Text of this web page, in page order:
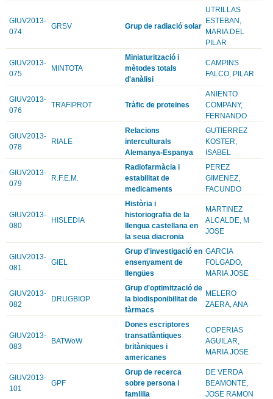
GIUV2013-
074
GRSV Grup de radiació solar
UTRILLAS
ESTEBAN,
MARIA DEL
PILAR
GIUV2013-
075
MINTOTA
Miniaturització i
mètodes totals
d'anàlisi
CAMPINS
FALCO, PILAR
GIUV2013-
076
TRAFIPROT Tràfic de proteïnes
ANIENTO
COMPANY,
FERNANDO
GIUV2013-
078
RIALE
Relacions
interculturals
Alemanya-Espanya
GUTIERREZ
KOSTER,
ISABEL
GIUV2013-
079
R.F.E.M.
Radiofarmàcia i
estabilitat de
medicaments
PEREZ
GIMENEZ,
FACUNDO
GIUV2013-
080
HISLEDIA
Història i
historiografia de la
llengua castellana en
la seua diacronia
MARTINEZ
ALCALDE, M
JOSE
GIUV2013-
081
GIEL
Grup d'investigació en
ensenyament de
llengües
GARCIA
FOLGADO,
MARIA JOSE
GIUV2013-
082
DRUGBIOP
Grup d'optimització de
la biodisponibilitat de
fàrmacs
MELERO
ZAERA, ANA
GIUV2013-
083
BATWoW
Dones escriptores
transatlàntiques
britàniques i
americanes
COPERIAS
AGUILAR,
MARIA JOSE
GIUV2013-
101
GPF
Grup de recerca
sobre persona i
famlilia
DE VERDA
BEAMONTE,
JOSE RAMON